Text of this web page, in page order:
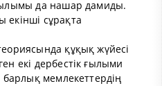
да нашар дамиды.
сұрақта
құқық жүйесі
екі дербестік ғылыми
мемлекеттердің